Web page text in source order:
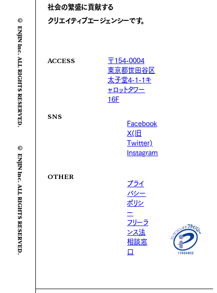
© ENJIN Inc. ALL RIGHTS RESERVED.
© ENJIN Inc. ALL RIGHTS RESERVED.
社会の繁盛に貢献する
クリエイティブエージェンシーです。
ACCESS
〒154-0004
東京都世田谷区
太子堂4-1-1キ
ャロットタワー
16F
SNS
Facebook
X(旧
Twitter)
Instagram
OTHER
プライ
バシー
ポリシ
ー
フリーラ
ンス法
相談窓
口